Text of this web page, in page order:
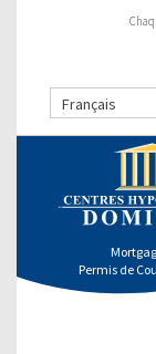
Français
Permis de